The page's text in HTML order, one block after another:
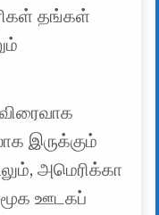
தங்கள்
இருக்கும்
அமெரிக்கா
ஊடகப்